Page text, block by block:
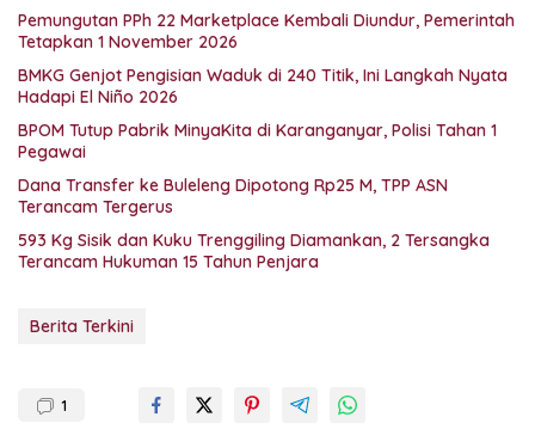
Pemungutan PPh 22 Marketplace Kembali Diundur, Pemerintah
Tetapkan 1 November 2026
BMKG Genjot Pengisian Waduk di 240 Titik, Ini Langkah Nyata
Hadapi El Niño 2026
BPOM Tutup Pabrik MinyaKita di Karanganyar, Polisi Tahan 1
Pegawai
Dana Transfer ke Buleleng Dipotong Rp25 M, TPP ASN
Terancam Tergerus
593 Kg Sisik dan Kuku Trenggiling Diamankan, 2 Tersangka
Terancam Hukuman 15 Tahun Penjara
Berita Terkini
1